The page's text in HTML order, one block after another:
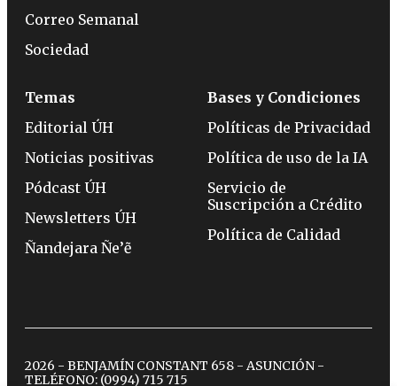
Correo Semanal
Sociedad
Temas
Editorial ÚH
Noticias positivas
Pódcast ÚH
Newsletters ÚH
Ñandejara Ñe’ẽ
Bases y Condiciones
Políticas de Privacidad
Política de uso de la IA
Servicio de
Suscripción a Crédito
Política de Calidad
2026 - BENJAMÍN CONSTANT 658 - ASUNCIÓN -
TELÉFONO: (0994) 715 715